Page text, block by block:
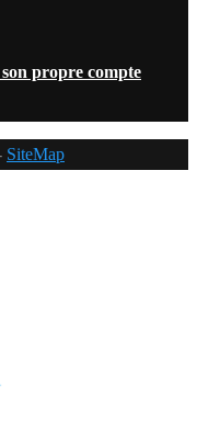
propre compte
SiteMap